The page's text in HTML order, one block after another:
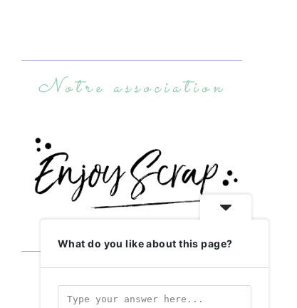
Notre association
Abonnez-vous
What do you like about this page?